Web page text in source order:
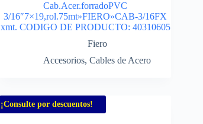
Cab.Acer.forradoPVC
3/16″7×19,rol.75mt»FIERO»CAB-3/16FX
xmt. CODIGO DE PRODUCTO: 40310605
Fiero
Accesorios, Cables de Acero
¡Consulte por descuentos!